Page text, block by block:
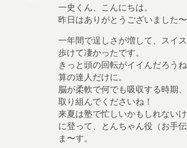
一史くん、こんにちは。
昨日はありがとうございました
一年間で逞しさが増して、スイ
歩けて凄かったです。
きっと頭の回転がイイんだろう
算の達人だけに。
脳が柔軟で何でも吸収する時期
取り組んでくださいね！
来夏は塾で忙しいかもしれない
に登って、とんちゃん役（お手
ま〜す。